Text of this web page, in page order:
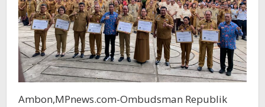
Ambon,MPnews.com-Ombudsman Republik